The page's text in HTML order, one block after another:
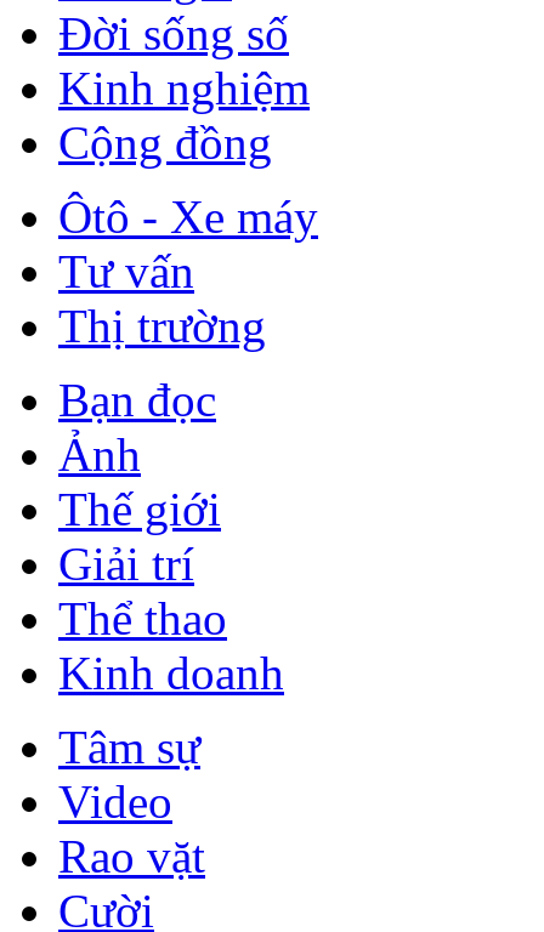
Đời sống số
Kinh nghiệm
Cộng đồng
Ôtô - Xe máy
Tư vấn
Thị trường
Bạn đọc
Ảnh
Thế giới
Giải trí
Thể thao
Kinh doanh
Tâm sự
Video
Rao vặt
Cười